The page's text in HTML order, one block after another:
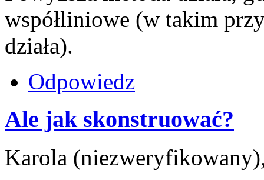
współliniowe (w takim
działa).
Odpowiedz
Ale jak skonstruować?
Karola